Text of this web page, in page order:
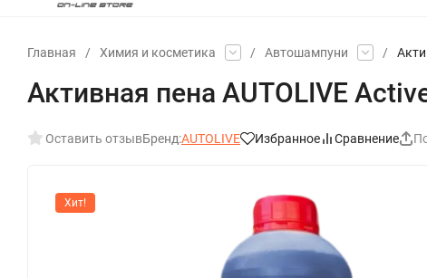
Главная / Химия и косметика / Автошампуни /
Активная пена AUTOLIVE
Оставить отзывБренд:AUTOLIVE Избранное Сравнение
Хит!